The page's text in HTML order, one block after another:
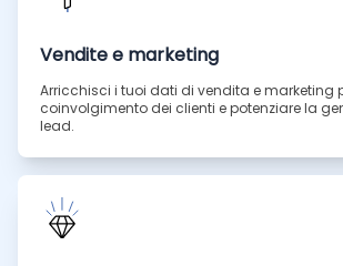
Vendite e marketing
Arricchisci i tuoi dati di vendita e marketing
coinvolgimento dei clienti e potenziare la
lead.